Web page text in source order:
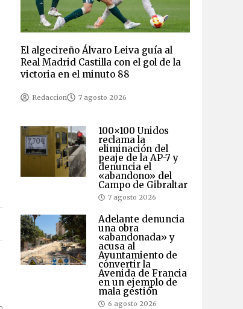
El algecireño Álvaro Leiva guía al
Real Madrid Castilla con el gol de la
victoria en el minuto 88
Redaccion 7 agosto 2026
100×100 Unidos
reclama la
eliminación del
peaje de la AP-7 y
denuncia el
«abandono» del
Campo de Gibraltar
7 agosto 2026
Adelante denuncia
una obra
«abandonada» y
acusa al
Ayuntamiento de
convertir la
Avenida de Francia
en un ejemplo de
mala gestión
6 agosto 2026